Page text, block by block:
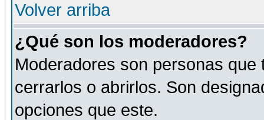
Volver arriba
¿Qué son los moderadores?
Moderadores son personas
cerrarlos o abrirlos. Son
opciones que este.